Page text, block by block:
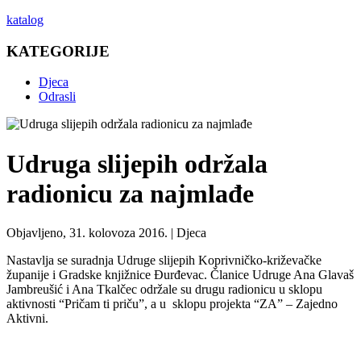
katalog
KATEGORIJE
Djeca
Odrasli
Udruga slijepih održala
radionicu za najmlađe
Objavljeno, 31. kolovoza 2016. | Djeca
Nastavlja se suradnja Udruge slijepih Koprivničko-križevačke
županije i Gradske knjižnice Đurđevac. Članice Udruge Ana Glavaš
Jambreušić i Ana Tkalčec održale su drugu radionicu u sklopu
aktivnosti “Pričam ti priču”, a u sklopu projekta “ZA” – Zajedno
Aktivni.